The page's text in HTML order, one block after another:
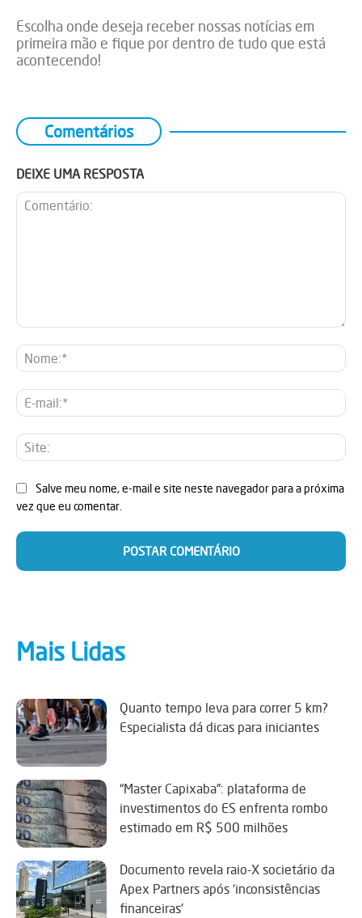
Escolha onde deseja receber nossas notícias em
primeira mão e fique por dentro de tudo que está
acontecendo!
Comentários
DEIXE UMA RESPOSTA
E-
Salve meu nome, e-mail e site neste navegador para a próxima
vez que eu comentar.
Mais Lidas
Quanto tempo leva para correr 5 km?
Especialista dá dicas para iniciantes
“Master Capixaba”: plataforma de
investimentos do ES enfrenta rombo
estimado em R$ 500 milhões
Documento revela raio-X societário da
Apex Partners após ‘inconsistências
financeiras’